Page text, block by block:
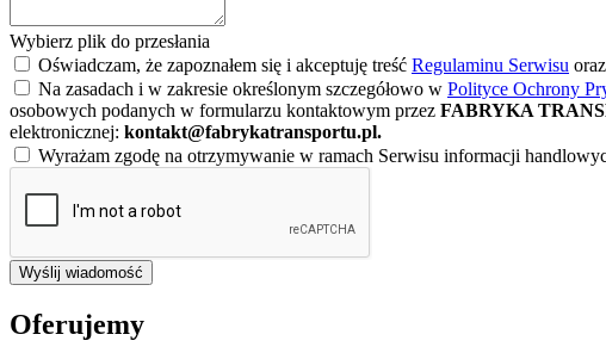
Wybierz plik do przesłania
Oświadczam, że zapoznałem się i akceptuję treść Regulaminu Serwisu oraz
Na zasadach i w zakresie określonym szczegółowo w Polityce Ochrony
osobowych podanych w formularzu kontaktowym przez FABRYKA
elektronicznej: kontakt@fabrykatransportu.pl.
Wyrażam zgodę na otrzymywanie w ramach Serwisu informacji
Wyślij wiadomość
Oferujemy